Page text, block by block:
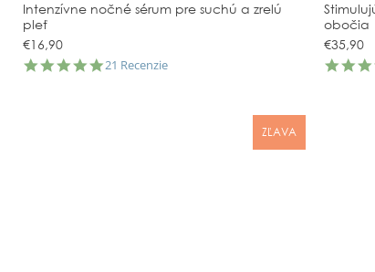
Intenzívne nočné sérum pre suchú a zrelú
pleť
€16,90
5.0
21 Recenzie
obočia
€35,90
ZĽAVA